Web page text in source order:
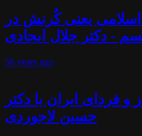
یعنی کُرنش در
- دکتر جلال ایجادی
56 years ago
و فردای ایران با دکتر
حسین لاجوردی